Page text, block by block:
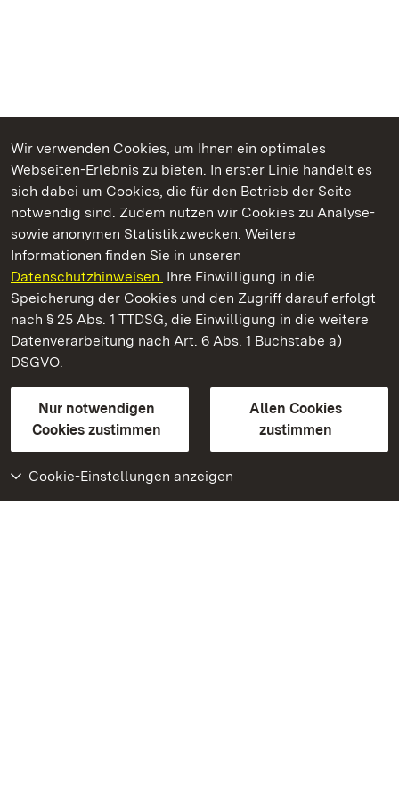
Wir verwenden Cookies, um Ihnen ein optimales
Webseiten-Erlebnis zu bieten. In erster Linie handelt es
sich dabei um Cookies, die für den Betrieb der Seite
notwendig sind. Zudem nutzen wir Cookies zu Analyse-
sowie anonymen Statistikzwecken. Weitere
Informationen finden Sie in unseren
Datenschutzhinweisen. Ihre Einwilligung in die
Speicherung der Cookies und den Zugriff darauf erfolgt
nach § 25 Abs. 1 TTDSG, die Einwilligung in die weitere
Datenverarbeitung nach Art. 6 Abs. 1 Buchstabe a)
DSGVO.
Nur notwendigen
Cookies zustimmen
Allen Cookies
zustimmen
Cookie-Einstellungen anzeigen
Kommen. Staunen. Genießen.
Barockschloss Mannheim
Staatliche Schlösser und Gärten Baden-Württemberg
Kontakt
GebärdenspracheLeichte Sprache
Erklärung zur Barrierefreiheit
BITV-konform (geprüfte Seiten)
Weiteres